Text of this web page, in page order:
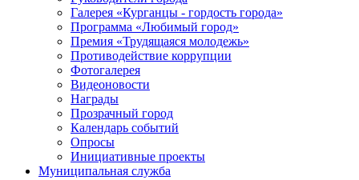
Галерея «Курганцы - гордость города»
Программа «Любимый город»
Премия «Трудящаяся молодежь»
Противодействие коррупции
Фотогалерея
Видеоновости
Награды
Прозрачный город
Календарь событий
Опросы
Инициативные проекты
Муниципальная служба